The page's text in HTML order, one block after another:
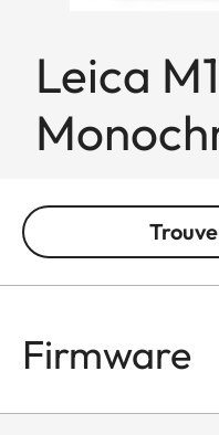
Leica
Firmware